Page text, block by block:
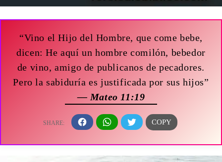
“Vino el Hijo del Hombre, que come bebe,
dicen: He aquí un hombre comilón, bebedor
de vino, amigo de publicanos de pecadores.
Pero la sabiduría es justificada por sus hijos”
— Mateo 11:19